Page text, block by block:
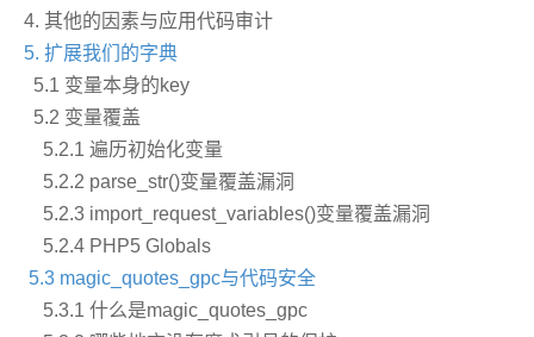
4. 其他的因素与应用代码审计
5. 扩展我们的字典
5.1 变量本身的key
5.2 变量覆盖
5.2.1 遍历初始化变量
5.2.2 parse_str()变量覆盖漏洞
5.2.3 import_request_variables()变量覆盖漏洞
5.2.4 PHP5 Globals
5.3 magic_quotes_gpc与代码安全
5.3.1 什么是magic_quotes_gpc